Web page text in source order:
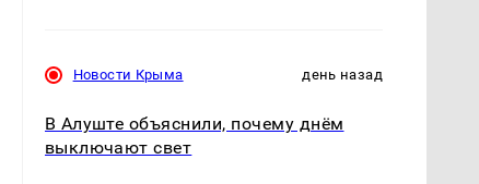
Новости Крыма день назад
В Алуште объяснили, почему днём
выключают свет